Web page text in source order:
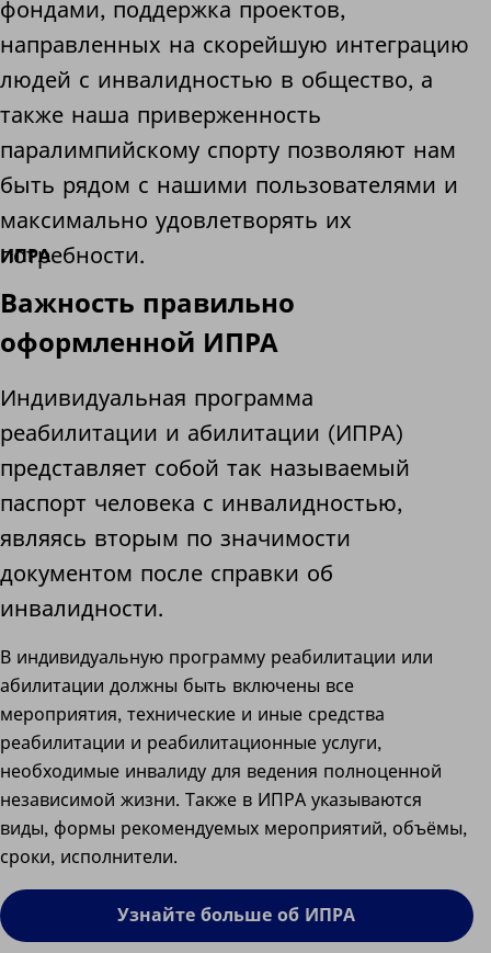
фондами, поддержка проектов,
направленных на скорейшую интеграцию
людей с инвалидностью в общество, а
также наша приверженность
паралимпийскому спорту позволяют нам
быть рядом с нашими пользователями и
максимально удовлетворять их
потребности.
ИПРА
Важность правильно
оформленной ИПРА
Индивидуальная программа
реабилитации и абилитации (ИПРА)
представляет собой так называемый
паспорт человека с инвалидностью,
являясь вторым по значимости
документом после справки об
инвалидности.
В индивидуальную программу реабилитации или
абилитации должны быть включены все
мероприятия, технические и иные средства
реабилитации и реабилитационные услуги,
необходимые инвалиду для ведения полноценной
независимой жизни. Также в ИПРА указываются
виды, формы рекомендуемых мероприятий, объёмы,
сроки, исполнители.
Узнайте больше об ИПРА